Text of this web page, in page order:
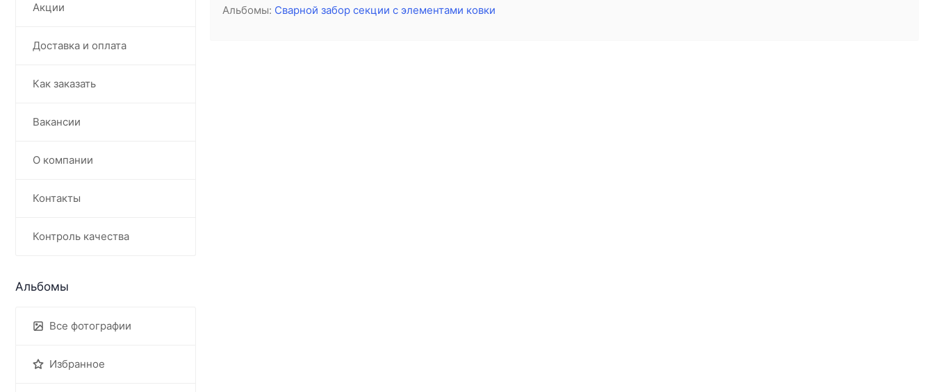
Акции
Доставка и оплата
Как заказать
Вакансии
О компании
Контакты
Контроль качества
Альбомы
Все фотографии
Избранное
Альбомы: Сварной забор секции с элементами ковки